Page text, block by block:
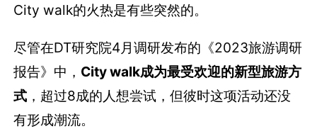
City walk的火热是有些突然的。
尽管在DT研究院4月调研发布的《2023旅游调研
报告》中， City walk成为最受欢迎的新型旅游方
式 ，超过8成的人想尝试，但彼时这项活动还没
有形成潮流。